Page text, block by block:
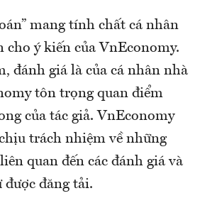
mang tính chất cá nhân
cho ý kiến của VnEconomy.
đánh giá là của cá nhân nhà
tôn trọng quan điểm
của tác giả. VnEconomy
trách nhiệm về những
quan đến các đánh giá và
được đăng tải.